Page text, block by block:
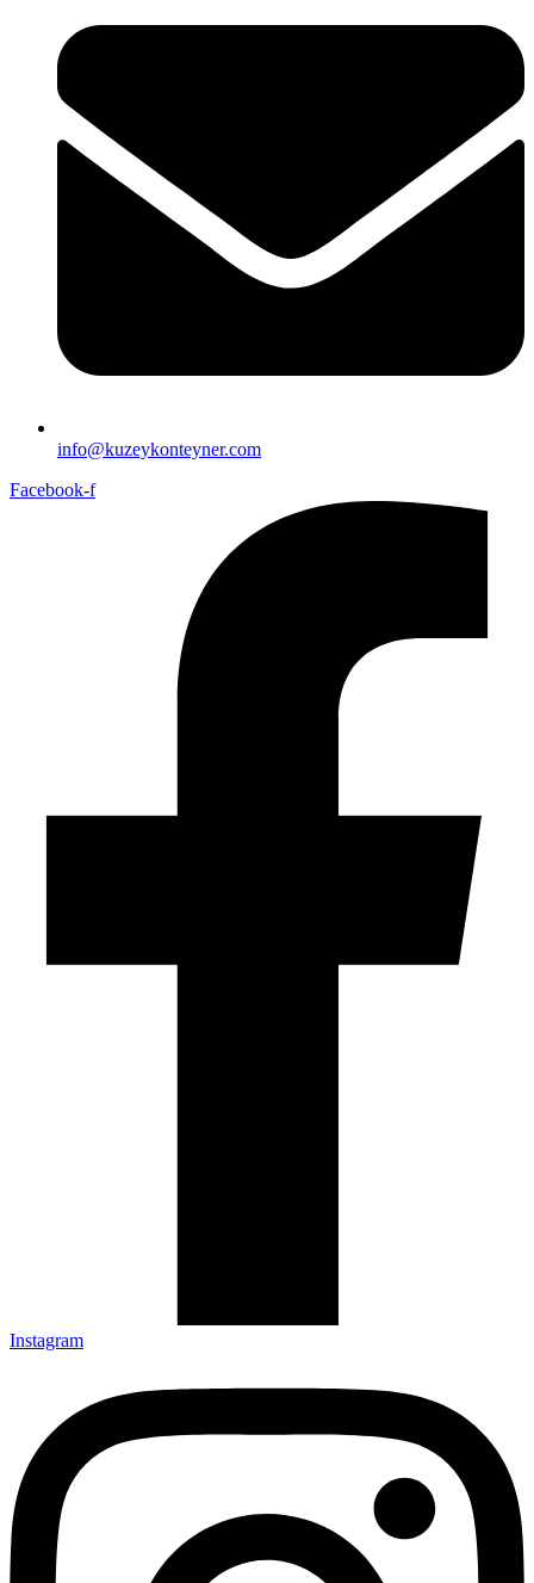
info@kuzeykonteyner.com
Facebook-f
Instagram